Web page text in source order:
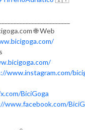
🌐 Web
www.instagram.com/
BiciGoga
www.facebook.com/